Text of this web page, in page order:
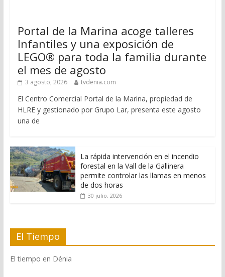
Portal de la Marina acoge talleres
Infantiles y una exposición de
LEGO® para toda la familia durante
el mes de agosto
3 agosto, 2026 tvdenia.com
El Centro Comercial Portal de la Marina, propiedad de
HLRE y gestionado por Grupo Lar, presenta este agosto
una de
La rápida intervención en el incendio
forestal en la Vall de la Gallinera
permite controlar las llamas en menos
de dos horas
30 julio, 2026
El Tiempo
El tiempo en Dénia